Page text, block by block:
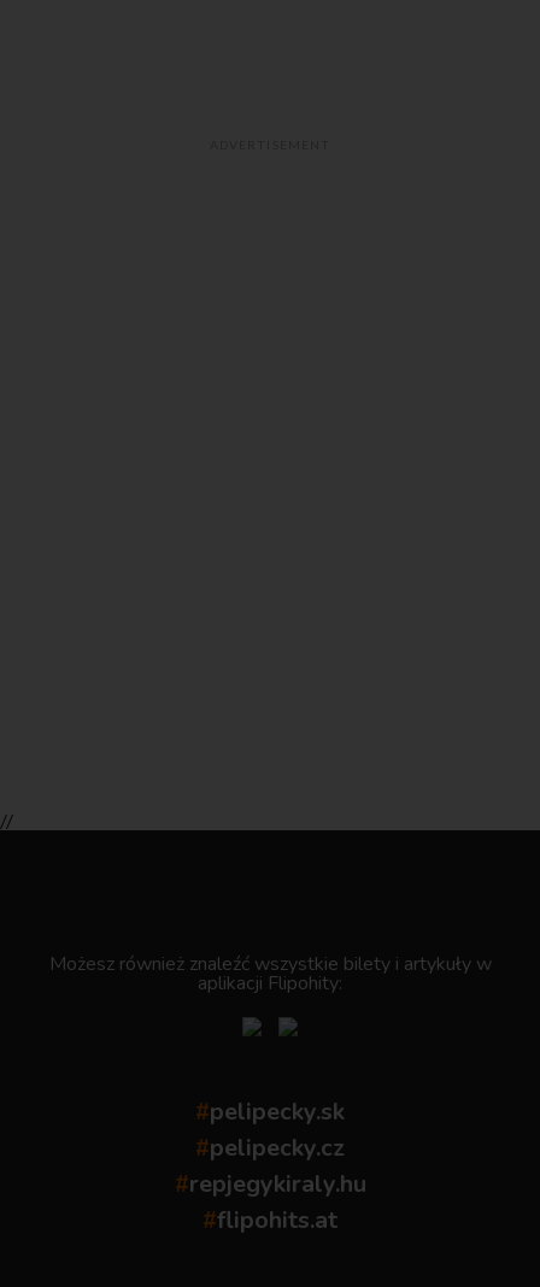
//
Możesz również znaleźć wszystkie bilety i artykuły w
aplikacji Flipohity:
#pelipecky.sk
#pelipecky.cz
#repjegykiraly.hu
#flipohits.at